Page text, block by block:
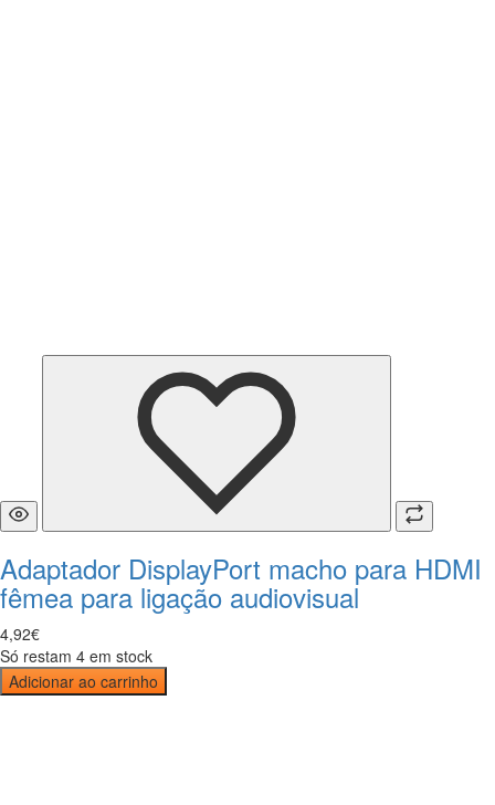
Adaptador DisplayPort macho para HDMI
fêmea para ligação audiovisual
4,92€
Só restam 4 em stock
Adicionar ao carrinho